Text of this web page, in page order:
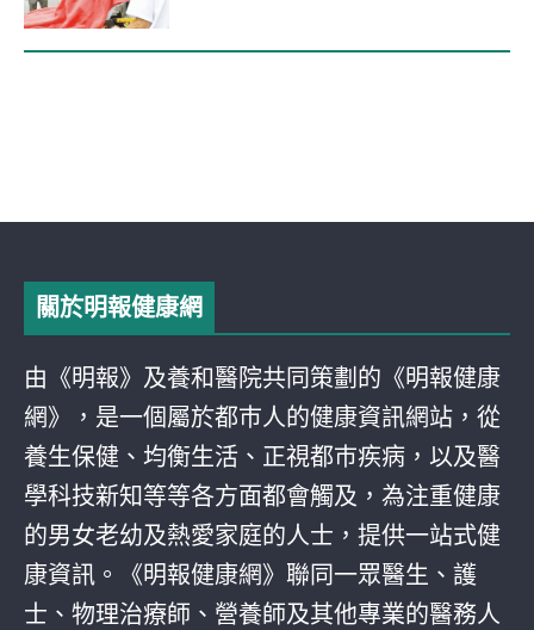
關於明報健康網
由《明報》及養和醫院共同策劃的《明報健康
網》，是一個屬於都巿人的健康資訊網站，從
養生保健、均衡生活、正視都巿疾病，以及醫
學科技新知等等各方面都會觸及，為注重健康
的男女老幼及熱愛家庭的人士，提供一站式健
康資訊。《明報健康網》聯同一眾醫生、護
士、物理治療師、營養師及其他專業的醫務人